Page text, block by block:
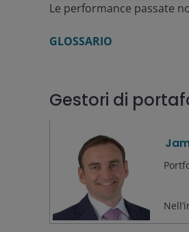
Le performance passate
GLOSSARIO
Gestori di